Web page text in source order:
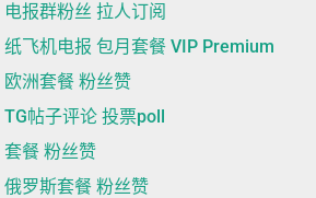
报群粉丝 拉人订阅
飞机电报 包月套餐 VIP Premium
洲套餐 粉丝赞
帖子评论 投票poll
餐 粉丝赞
罗斯套餐 粉丝赞